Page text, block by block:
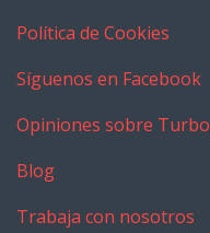
Política de Cookies
Síguenos en Facebook
Opiniones sobre
Blog
Trabaja con nosotros